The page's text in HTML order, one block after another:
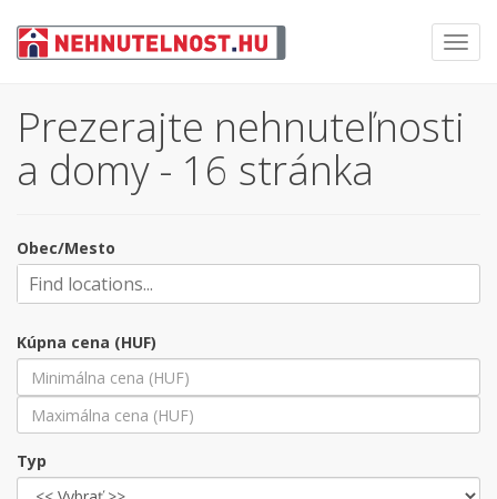
Prezerajte nehnuteľnosti
a domy - 16 stránka
Obec/Mesto
Kúpna cena (HUF)
Typ